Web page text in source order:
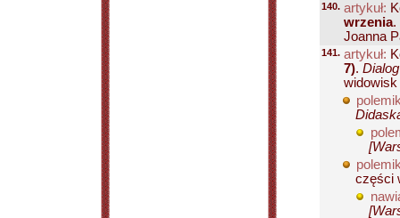
140. artykuł:
wrzenia.
Joanna
141. artykuł:
7).
widowisk
części